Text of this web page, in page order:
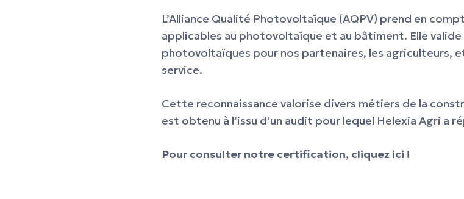
L’Alliance Qualité Photovoltaïque (AQPV) prend en
applicables au photovoltaïque et au bâtiment. Elle
photovoltaïques pour nos partenaires, les agriculteurs,
service.
Cette reconnaissance valorise divers métiers de la
est obtenu à l’issu d’un audit pour lequel Helexia Agri a
Pour consulter notre certification, cliquez ici !